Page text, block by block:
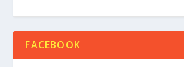
FACEBOOK